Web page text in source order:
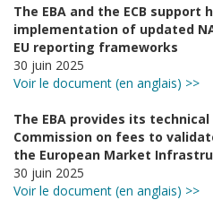
The EBA and the ECB support
implementation of updated
EU reporting frameworks
30 juin 2025
Voir le document (en anglais) >>
The EBA provides its
Commission on fees to
the European Market
30 juin 2025
Voir le document (en anglais) >>